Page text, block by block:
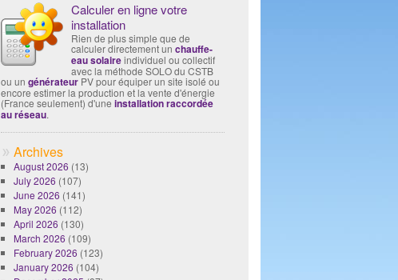
Calculer en ligne votre
installation
Rien de plus simple que de
calculer directement un chauffe-
eau solaireindividuel ou collectif
avec la méthode SOLO du CSTB
ou un générateur PV pour équiper un site isolé ou
encore estimer la production et la vente d'énergie
(France seulement) d'une installation raccordée
au réseau.
Archives
August 2026 (13)
July 2026 (107)
June 2026 (141)
May 2026 (112)
April 2026 (130)
March 2026 (109)
February 2026 (123)
January 2026 (104)